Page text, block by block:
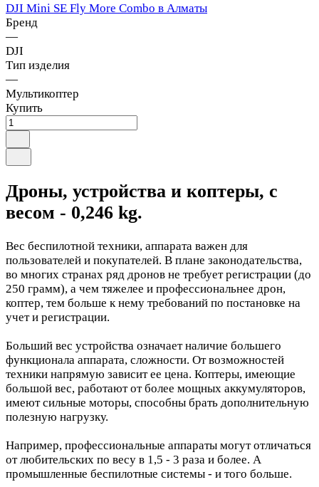
DJI Mini SE Fly More Combo в Алматы
Бренд
—
DJI
Тип изделия
—
Мультикоптер
Купить
Дроны, устройства и коптеры, с
весом - 0,246 kg.
Вес беспилотной техники, аппарата важен для
пользователей и покупателей. В плане законодательства,
во многих странах ряд дронов не требует регистрации (до
250 грамм), а чем тяжелее и профессиональнее дрон,
коптер, тем больше к нему требований по постановке на
учет и регистрации.
Больший вес устройства означает наличие большего
функционала аппарата, сложности. От возможностей
техники напрямую зависит ее цена. Коптеры, имеющие
большой вес, работают от более мощных аккумуляторов,
имеют сильные моторы, способны брать дополнительную
полезную нагрузку.
Например, профессиональные аппараты могут отличаться
от любительских по весу в 1,5 - 3 раза и более. А
промышленные беспилотные системы - и того больше.